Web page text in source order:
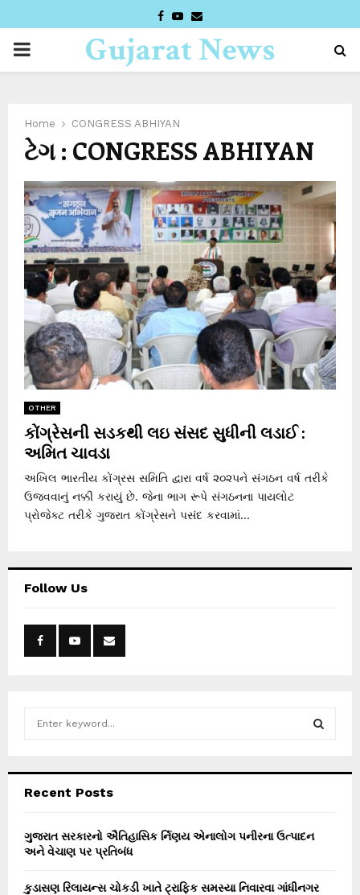
FACEBOOK
YOUTUBE
EMAIL
PRIMARYGujarat News
Home CONGRESS ABHIYAN
ટેગ : CONGRESS ABHIYAN
OTHER
કોંગ્રેસની સડકથી લઇ સંસદ સુધીની લડાઈ :
અમિત ચાવડા
અખિલ ભારતીય કોંગ્રસ સમિતિ દ્વારા વર્ષ ૨૦૨૫ને સંગઠન વર્ષ તરીકે
ઉજવવાનું નક્કી કરાયું છે. જેના ભાગ રૂપે સંગઠનના પાયલોટ
પ્રોજેક્ટ તરીકે ગુજરાત કોંગ્રેસને પસંદ કરવામાં...
Follow Us
h
o
r
C
Recent Posts
ગુજરાત સરકારનો ઐતિહાસિક ર્નિણય એનાલોગ પનીરના ઉત્પાદન
અને વેચાણ પર પ્રતિબંધ
કુડાસણ રિલાયન્સ ચોકડી ખાતે ટ્રાફિક સમસ્યા નિવારવા ગાંધીનગર